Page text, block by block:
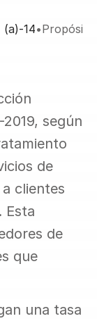
(a)-14•Propósito:
según
de
clientes
Esta
de
que
una tasa